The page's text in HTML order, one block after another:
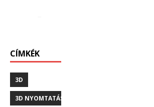
CÍMKÉK
3D
3D NYOMTATÁS